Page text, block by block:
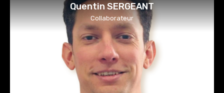
Quentin SERGEANT
Collaborateur